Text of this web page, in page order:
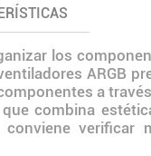
los
ARGB
a
combina
verificar